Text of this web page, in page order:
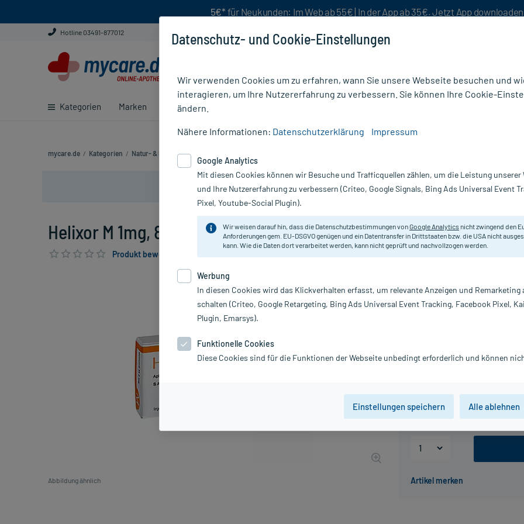
5€* für Neukunden: Im Web ab 55€ | In der App ab 35€. Jetzt App downloaden
Hotline 03491-877012
Kategorien Marken Ratgeber
mycare.de / Kategorien / Natur- & Pflanzenheilkunde
Nur für kurze Zeit:Gratis-Versand* ab 19€ Mindestbestellwert!
Helixor M 1mg, 8 St
Produkt bewerten & PlusHerzen sichern
Abbildung ähnlich
inkl. MwSt. Gratis-Versand innerhalb D.
8 St 50 St
Helixor
Anthroposophisches Arzneimittel
PZN:
Hersteller:
Datenschutz- und Cookie-Einstellungen
Wir verwenden Cookies um zu erfahren, wann Sie unsere Webseite besuchen und
interagieren, um Ihre Nutzererfahrung zu verbessern. Sie können Ihre Cookie-
ändern.
Nähere Informationen: Datenschutzerklärung Impressum
Google Analytics
Mit diesen Cookies können wir Besuche und Trafficquellen zählen, um die Leistung unserer
und Ihre Nutzererfahrung zu verbessern (Criteo, Google Signals, Bing Ads Universal Event
Pixel, Youtube-Social Plugin).
Wir weisen darauf hin, dass die Datenschutzbestimmungen vonGoogle Analytics nicht zwingend den
Anforderungen gem. EU-DSGVO genügen und ein Datentransfer in Drittstaaten bzw. die USA nicht
kann. Wie die Daten dort verarbeitet werden, kann nicht geprüft und nachvollzogen werden.
Werbung
In diesen Cookies wird das Klickverhalten erfasst, um relevante Anzeigen und Remarketing
schalten (Criteo, Google Retargeting, Bing Ads Universal Event Tracking, Facebook Pixel,
Plugin, Emarsys).
Funktionelle Cookies
Diese Cookies sind für die Funktionen der Webseite unbedingt erforderlich und können
Einstellungen speichern Alle ablehnen